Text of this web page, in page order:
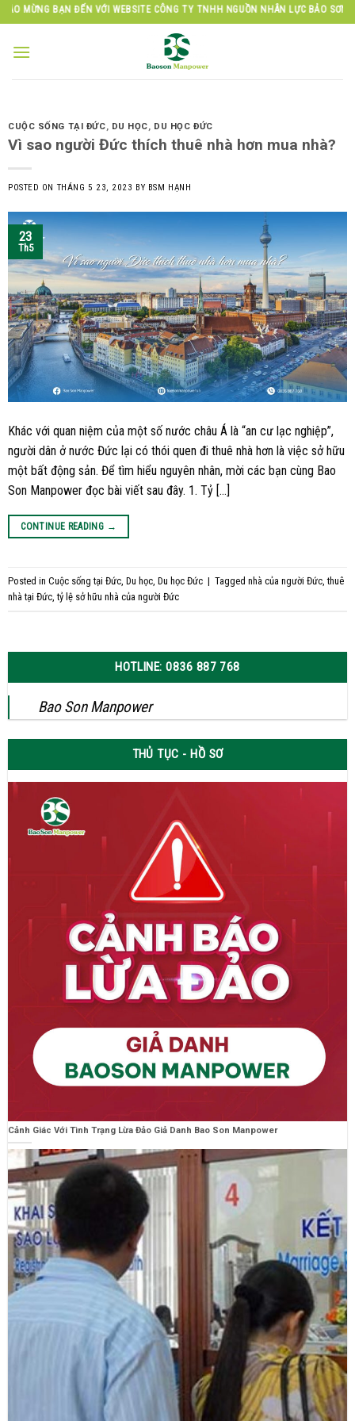
Skip
to
content
BẠN ĐẾN VỚI WEBSITE CÔNG TY TNHH NGUỒN NHÂN LỰC BẢO SƠN
CUỘC SỐNG TẠI ĐỨC, DU HỌC, DU HỌC ĐỨC
Vì sao người Đức thích thuê nhà hơn mua nhà?
POSTED ON THÁNG 5 23, 2023 BY BSM HẠNH
23
Th5
Khác với quan niệm của một số nước châu Á là “an cư lạc nghiệp”,
người dân ở nước Đức lại có thói quen đi thuê nhà hơn là việc sở hữu
một bất động sản. Để tìm hiểu nguyên nhân, mời các bạn cùng Bao
Son Manpower đọc bài viết sau đây. 1. Tỷ […]
CONTINUE READING →
Posted in Cuộc sống tại Đức Du học Du học Đức | Tagged nhà của người Đức ,thuê
nhà tại Đức ,tỷ lệ sở hữu nhà của người Đức
HOTLINE: 0836 887 768
Bao Son Manpower
THỦ TỤC - HỒ SƠ
Cảnh Giác Với Tình Trạng Lừa Đảo Giả Danh Bao Son Manpower